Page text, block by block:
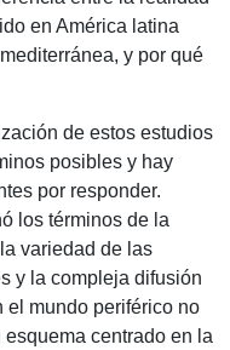
en América latina
y por qué
de estos estudios
posibles y hay
por responder.
los términos de la
variedad de las
y la compleja difusión
el mundo periférico no
centrado en la